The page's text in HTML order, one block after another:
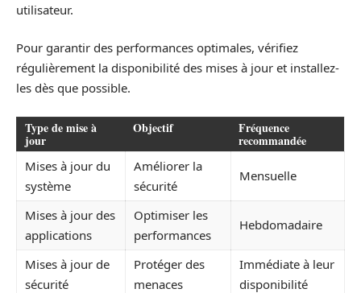
utilisateur.
Pour garantir des performances optimales, vérifiez
régulièrement la disponibilité des mises à jour et installez-
les dès que possible.
Type de mise à
jour
Objectif Fréquence
recommandée
Mises à jour du
système
Améliorer la
sécurité
Mensuelle
Mises à jour des
applications
Optimiser les
performances
Hebdomadaire
Mises à jour de
sécurité
Protéger des
menaces
Immédiate à leur
disponibilité